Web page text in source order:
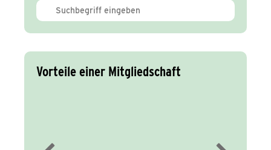
Vorteile einer Mitgliedschaft